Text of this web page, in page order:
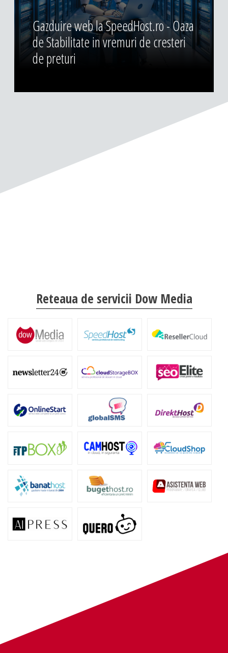
Gazduire web la SpeedHost.ro - Oaza
de Stabilitate in vremuri de cresteri
de preturi
Reteaua de servicii Dow Media